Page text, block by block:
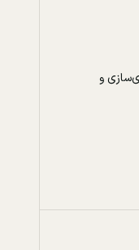
و